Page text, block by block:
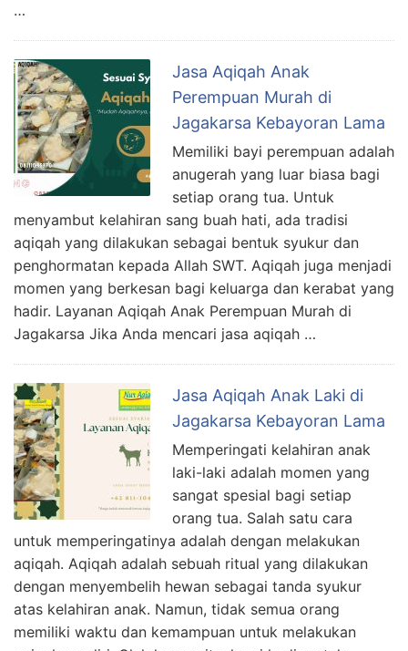
…
Jasa Aqiqah Anak
Perempuan Murah di
Jagakarsa Kebayoran Lama
Memiliki bayi perempuan adalah
anugerah yang luar biasa bagi
setiap orang tua. Untuk
menyambut kelahiran sang buah hati, ada tradisi
aqiqah yang dilakukan sebagai bentuk syukur dan
penghormatan kepada Allah SWT. Aqiqah juga menjadi
momen yang berkesan bagi keluarga dan kerabat yang
hadir. Layanan Aqiqah Anak Perempuan Murah di
Jagakarsa Jika Anda mencari jasa aqiqah …
Jasa Aqiqah Anak Laki di
Jagakarsa Kebayoran Lama
Memperingati kelahiran anak
laki-laki adalah momen yang
sangat spesial bagi setiap
orang tua. Salah satu cara
untuk memperingatinya adalah dengan melakukan
aqiqah. Aqiqah adalah sebuah ritual yang dilakukan
dengan menyembelih hewan sebagai tanda syukur
atas kelahiran anak. Namun, tidak semua orang
memiliki waktu dan kemampuan untuk melakukan